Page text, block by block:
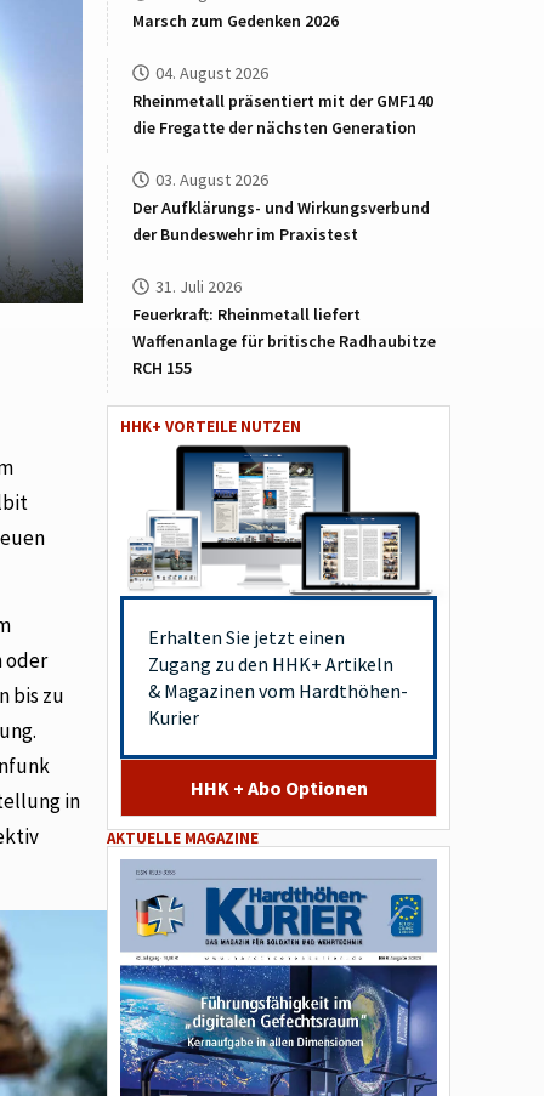
oder
bis zu
in
Marsch zum Gedenken 2026
04. August 2026
Rheinmetall präsentiert mit der GMF140
die Fregatte der nächsten Generation
03. August 2026
Der Aufklärungs- und Wirkungsverbund
der Bundeswehr im Praxistest
31. Juli 2026
Feuerkraft: Rheinmetall liefert
Waffenanlage für britische Radhaubitze
RCH 155
HHK+ VORTEILE NUTZEN
Erhalten Sie jetzt einen
Zugang zu den HHK+ Artikeln
& Magazinen vom Hardthöhen-
Kurier
HHK + Abo Optionen
AKTUELLE MAGAZINE